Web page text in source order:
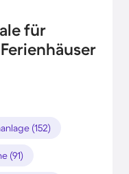
für
(152)
(91)